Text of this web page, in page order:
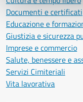
Documenti e certificati
Educazione e
Giustizia e sicurezza
Imprese e commercio
Salute, benessere e
Servizi Cimiteriali
Vita lavorativa